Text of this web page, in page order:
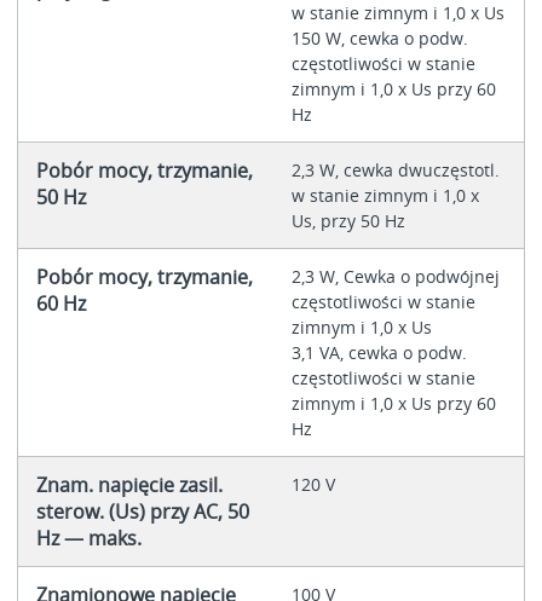
w stanie zimnym i 1,0 x Us
150 W, cewka o podw.
częstotliwości w stanie
zimnym i 1,0 x Us przy 60
Hz
Pobór mocy, trzymanie,
50 Hz
2,3 W, cewka dwuczęstotl.
w stanie zimnym i 1,0 x
Us, przy 50 Hz
Pobór mocy, trzymanie,
60 Hz
2,3 W, Cewka o podwójnej
częstotliwości w stanie
zimnym i 1,0 x Us
3,1 VA, cewka o podw.
częstotliwości w stanie
zimnym i 1,0 x Us przy 60
Hz
Znam. napięcie zasil.
sterow. (Us) przy AC, 50
Hz — maks.
120 V
Znamionowe napięcie
100 V